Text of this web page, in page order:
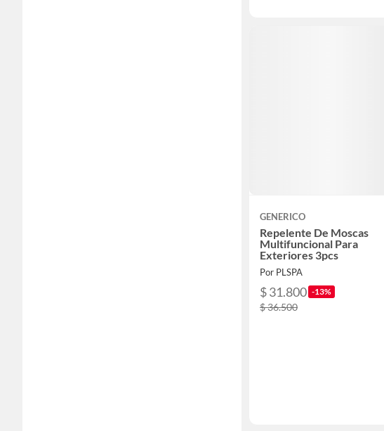
GENERICO
Repelente De Moscas
Multifuncional Para
Exteriores 3pcs
Por PLSPA
$ 31.800 -13%
$ 36.500